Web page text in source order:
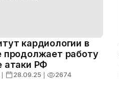
кардиологии в
продолжает работу
атаки РФ
❘ 28.09.25 ❘ 2674